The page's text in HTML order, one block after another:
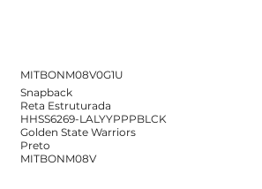
MITBONM08V0G1U
Snapback
Reta Estruturada
HHSS6269-LALYYPPPBLCK
Golden State Warriors
Preto
MITBONM08V